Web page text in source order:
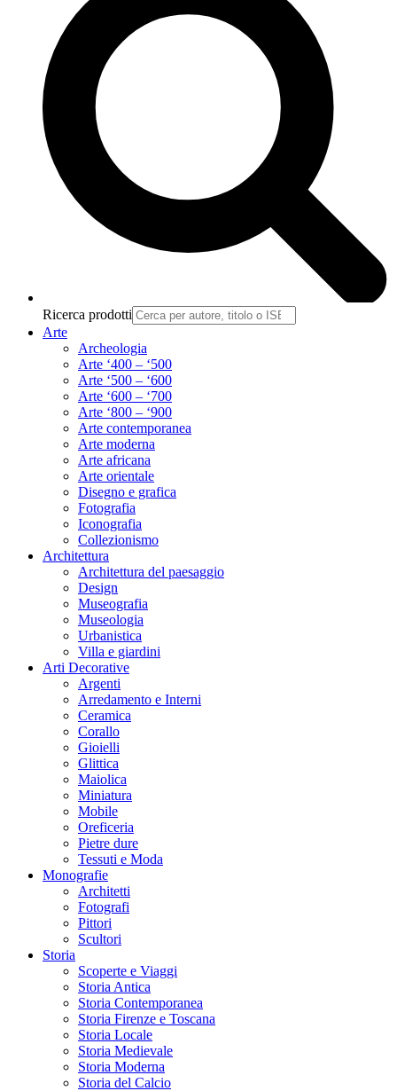
Ricerca prodotti
Arte
Archeologia
Arte ‘400 – ‘500
Arte ‘500 – ‘600
Arte ‘600 – ‘700
Arte ‘800 – ‘900
Arte contemporanea
Arte moderna
Arte africana
Arte orientale
Disegno e grafica
Fotografia
Iconografia
Collezionismo
Architettura
Architettura del paesaggio
Design
Museografia
Museologia
Urbanistica
Villa e giardini
Arti Decorative
Argenti
Arredamento e Interni
Ceramica
Corallo
Gioielli
Glittica
Maiolica
Miniatura
Mobile
Oreficeria
Pietre dure
Tessuti e Moda
Monografie
Architetti
Fotografi
Pittori
Scultori
Storia
Scoperte e Viaggi
Storia Antica
Storia Contemporanea
Storia Firenze e Toscana
Storia Locale
Storia Medievale
Storia Moderna
Storia del Calcio